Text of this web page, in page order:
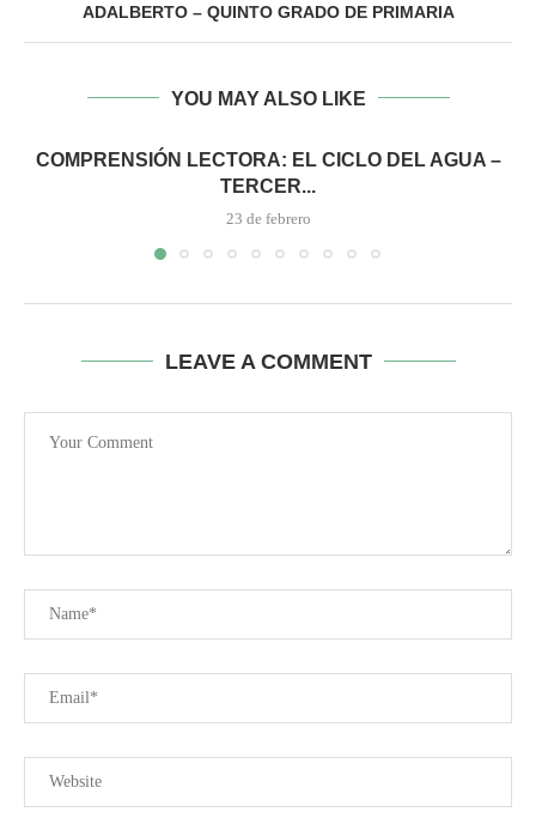
ADALBERTO – QUINTO GRADO DE PRIMARIA
YOU MAY ALSO LIKE
COMPRENSIÓN LECTORA: EL CICLO DEL AGUA –
TERCER...
23 de febrero
LEAVE A COMMENT